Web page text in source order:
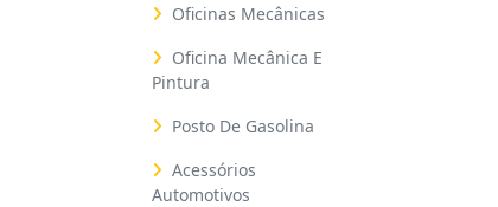
Oficinas Mecânicas
Oficina Mecânica E
Pintura
Posto De Gasolina
Acessórios
Automotivos